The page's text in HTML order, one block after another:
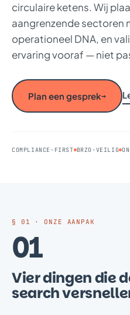
circulaire ketens. Wij
aangrenzende sectoren
operationeel DNA, en
ervaring vooraf — niet
Plan een gesprek→
COMPLIANCE-FIRST BRZO-VEILIG
§ 01 · ONZE AANPAK
01
Vier dingen die
search